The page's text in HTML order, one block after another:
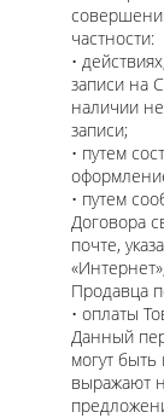
частности:
•
записи на
наличии
записи;
• путем
• путем
Договора
почте,
Продавца
• оплаты
Данный
могут
выражают